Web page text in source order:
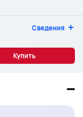
Сведения
Купить